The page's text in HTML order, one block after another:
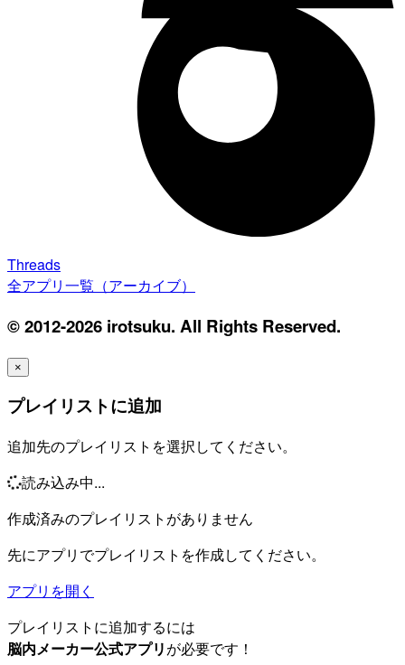
Threads
全アプリ一覧（アーカイブ）
© 2012-2026 irotsuku. All Rights Reserved.
×
プレイリストに追加
追加先のプレイリストを選択してください。
読み込み中...
作成済みのプレイリストがありません
先にアプリでプレイリストを作成してください。
アプリを開く
プレイリストに追加するには
脳内メーカー公式アプリが必要です！